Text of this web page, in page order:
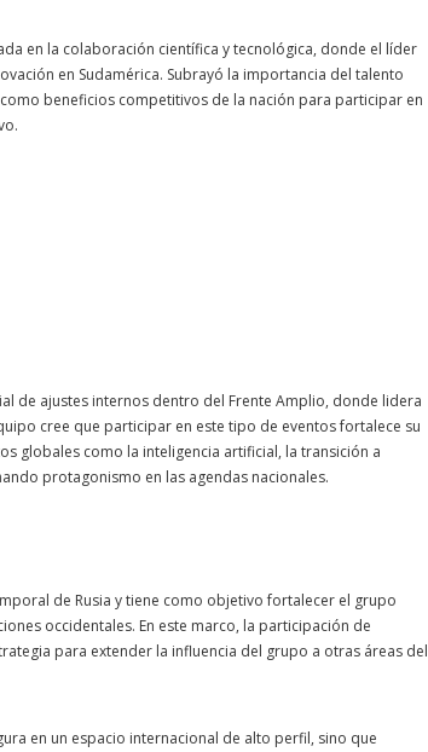
en la colaboración científica y tecnológica, donde el líder
en Sudamérica. Subrayó la importancia del talento
beneficios competitivos de la nación para participar en
de ajustes internos dentro del Frente Amplio, donde lidera
cree que participar en este tipo de eventos fortalece su
globales como la inteligencia artificial, la transición a
protagonismo en las agendas nacionales.
de Rusia y tiene como objetivo fortalecer el grupo
occidentales. En este marco, la participación de
para extender la influencia del grupo a otras áreas del
en un espacio internacional de alto perfil, sino que